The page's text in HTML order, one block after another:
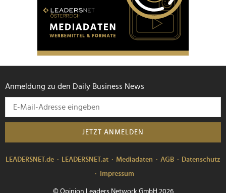
Anmeldung zu den Daily Business News
JETZT ANMELDEN
LEADERSNET.de LEADERSNET.at Mediadaten AGB
Datenschutz
Impressum